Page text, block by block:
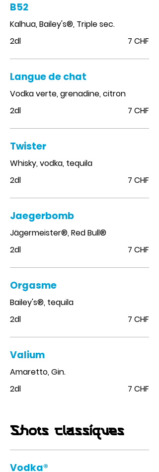
B52
Kalhua, Bailey's®, Triple sec.
2dl
7 CHF
Langue de chat
Vodka verte, grenadine, citron
2dl
7 CHF
Twister
Whisky, vodka, tequila
2dl
7 CHF
Jaegerbomb
Jägermeister®, Red Bull®
2dl
7 CHF
Orgasme
Bailey's®, tequila
2dl
7 CHF
Valium
Amaretto, Gin.
2dl
7 CHF
Shots classiques
Vodka®